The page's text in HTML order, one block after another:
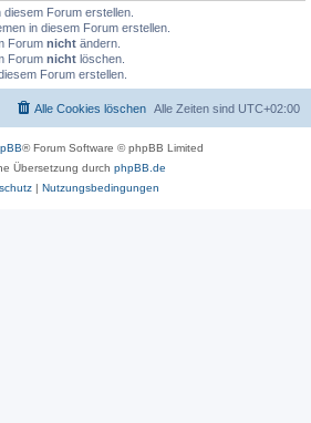
Forum erstellen.
in diesem Forum erstellen.
Forum nicht ändern.
Forum nicht löschen.
Forum erstellen.
Alle Zeiten sind UTC+02:00
Alle Cookies löschen
® Forum Software © phpBB Limited
Übersetzung durch phpBB.de
| Nutzungsbedingungen